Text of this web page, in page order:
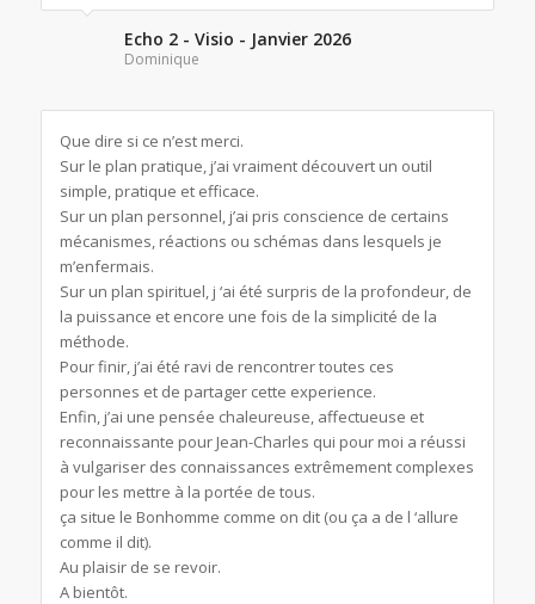
Echo 2 - Visio - Janvier 2026
Dominique
Que dire si ce n’est merci.
Sur le plan pratique, j’ai vraiment découvert un outil
simple, pratique et efficace.
Sur un plan personnel, j’ai pris conscience de certains
mécanismes, réactions ou schémas dans lesquels je
m’enfermais.
Sur un plan spirituel, j ‘ai été surpris de la profondeur, de
la puissance et encore une fois de la simplicité de la
méthode.
Pour finir, j’ai été ravi de rencontrer toutes ces
personnes et de partager cette experience.
Enfin, j’ai une pensée chaleureuse, affectueuse et
reconnaissante pour Jean-Charles qui pour moi a réussi
à vulgariser des connaissances extrêmement complexes
pour les mettre à la portée de tous.
ça situe le Bonhomme comme on dit (ou ça a de l ‘allure
comme il dit).
Au plaisir de se revoir.
A bientôt.